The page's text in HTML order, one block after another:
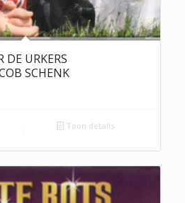
URKERS
SCHENK
Toon details